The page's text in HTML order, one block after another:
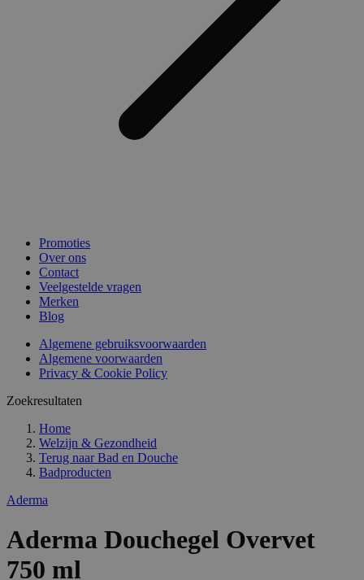
Promoties
Over ons
Contact
Veelgestelde vragen
Merken
Blog
Algemene gebruiksvoorwaarden
Algemene voorwaarden
Privacy & Cookie Policy
Zoekresultaten
Home
Welzijn & Gezondheid
Terug naar Bad en Douche
Badproducten
Aderma
Aderma Douchegel Overvet
750 ml